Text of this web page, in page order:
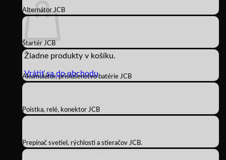
Žiadne produkty v košíku.
Vrátiť sa do obchodu
Alternátor JCB
Štartér JCB
Akumulátor, príslušenstvo batérie JCB
Poistka, relé, konektor JCB
Prepínač svetiel, rýchlosti a stieračov JCB.